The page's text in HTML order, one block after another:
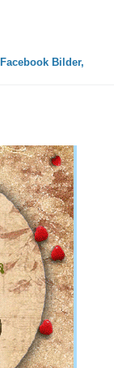
Bilder,